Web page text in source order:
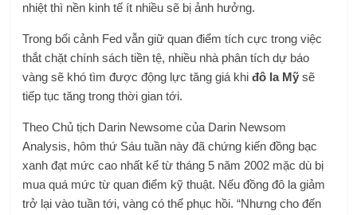
nhiệt thì nền kinh tế ít nhiều sẽ bị ảnh hưởng.
Trong bối cảnh Fed vẫn giữ quan điểm tích cực trong việc
thắt chặt chính sách tiền tệ, nhiều nhà phân tích dự báo
vàng sẽ khó tìm được động lực tăng giá khiđô la Mỹsẽ
tiếp tục tăng trong thời gian tới.
Theo Chủ tịch Darin Newsome của Darin Newsom
Analysis, hôm thứ Sáu tuần này đã chứng kiến ​​đồng bạc
xanh đạt mức cao nhất kể từ tháng 5 năm 2002 mặc dù bị
mua quá mức từ quan điểm kỹ thuật. Nếu đồng đô la giảm
trở lại vào tuần tới, vàng có thể phục hồi. “Nhưng cho đến